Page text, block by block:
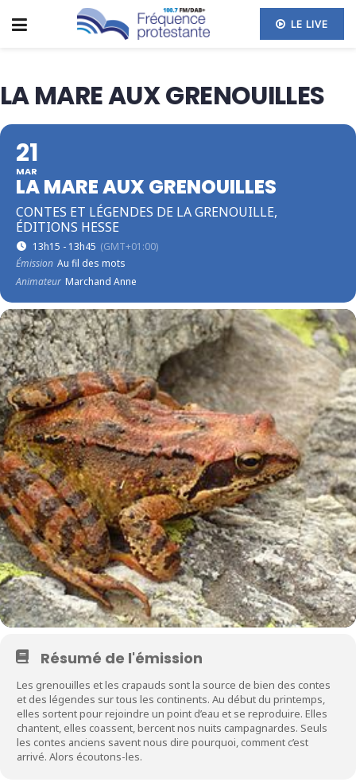
LE LIVE
LA MARE AUX GRENOUILLES
21
MAR
LA MARE AUX GRENOUILLES
CONTES ET LÉGENDES DE LA GRENOUILLE,
ÉDITIONS HESSE
13h15 - 13h45 (GMT+01:00)
Émission Au fil des mots
Animateur Marchand Anne
Résumé de l'émission
Les grenouilles et les crapauds sont la source de bien des contes
et des légendes sur tous les continents. Au début du printemps,
elles sortent pour rejoindre un point d’eau et se reproduire. Elles
chantent, elles coassent, bercent nos nuits campagnardes. Seuls
les contes anciens savent nous dire pourquoi, comment c’est
arrivé. Alors écoutons-les.